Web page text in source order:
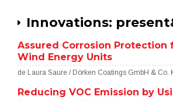
Innovations:
Assured Corrosion Protection
Wind Energy Units
de Laura Saure / Dörken Coatings GmbH & Co.
Reducing VOC Emission by